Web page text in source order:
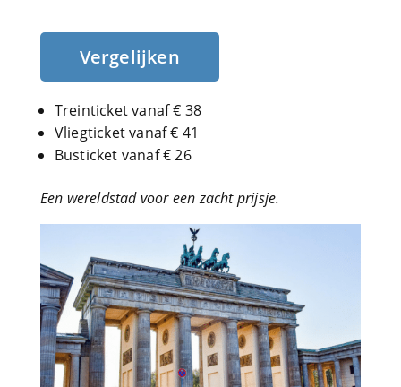
Vergelijken
Treinticket vanaf € 38
Vliegticket vanaf € 41
Busticket vanaf € 26
Een wereldstad voor een zacht prijsje.